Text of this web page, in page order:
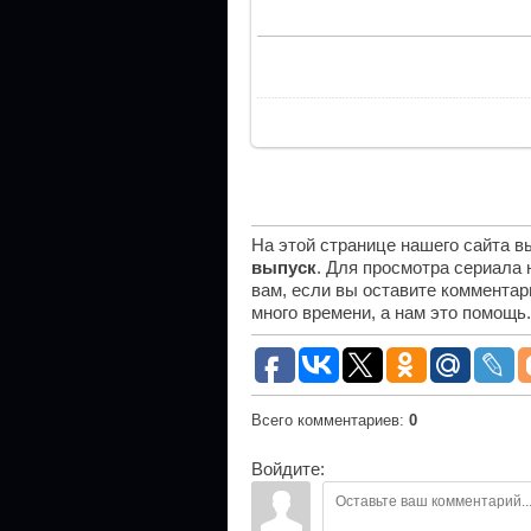
На этой странице нашего сайта
выпуск. Для просмотра
вам, если вы оставите
много времени, а нам это
Всего комментариев: 0
Войдите: